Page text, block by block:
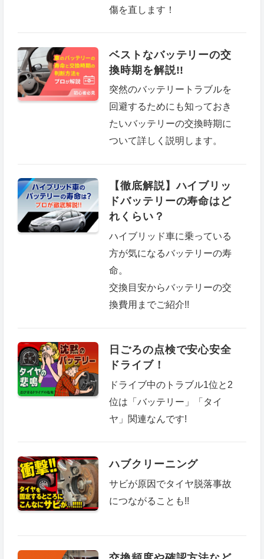
傷を直します！
ベストなバッテリーの交
換時期を解説!!
突然のバッテリートラブルを
回避するためにも知っておき
たいバッテリーの交換時期に
ついて詳しく説明します。
【徹底解説】ハイブリッ
ドバッテリーの寿命はど
れくらい？
ハイブリッド車に乗っている
方が気になるバッテリーの寿
命。
交換目安からバッテリーの交
換費用までご紹介!!
日ごろの点検で安心安全
ドライブ！
ドライブ中のトラブル1位と2
位は「バッテリー」「タイ
ヤ」関連なんです!
ハブクリーニング
サビが原因でタイヤ脱落事故
につながることも!!